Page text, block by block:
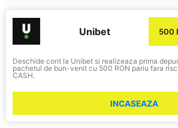
Unibet 500
Deschide cont la Unibet si realizeaza prima
pachetul de bun-venit cu 500 RON pariu fara
CASH.
INCASEAZA